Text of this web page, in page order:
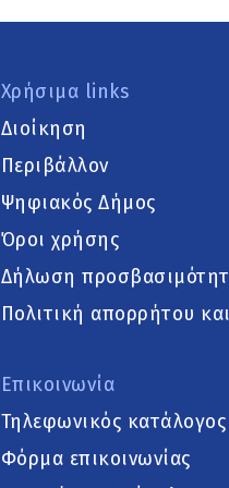
Χρήσιμα links
Διοίκηση
Περιβάλλον
Ψηφιακός Δήμος
Όροι χρήσης
Δήλωση
Πολιτική απορρήτου
Επικοινωνία
Τηλεφωνικός κατάλογος
Φόρμα επικοινωνίας